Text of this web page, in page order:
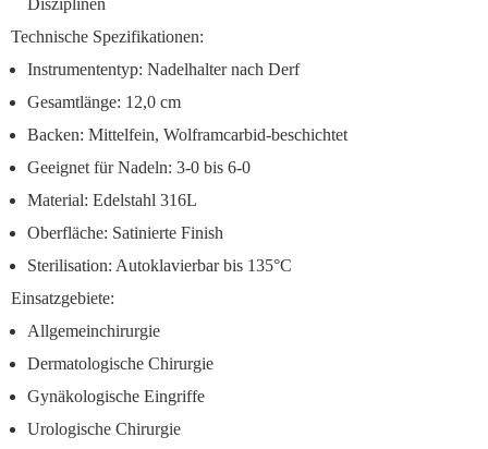
Disziplinen
Technische Spezifikationen:
Instrumententyp: Nadelhalter nach Derf
Gesamtlänge: 12,0 cm
Backen: Mittelfein, Wolframcarbid-beschichtet
Geeignet für Nadeln: 3-0 bis 6-0
Material: Edelstahl 316L
Oberfläche: Satinierte Finish
Sterilisation: Autoklavierbar bis 135°C
Einsatzgebiete:
Allgemeinchirurgie
Dermatologische Chirurgie
Gynäkologische Eingriffe
Urologische Chirurgie